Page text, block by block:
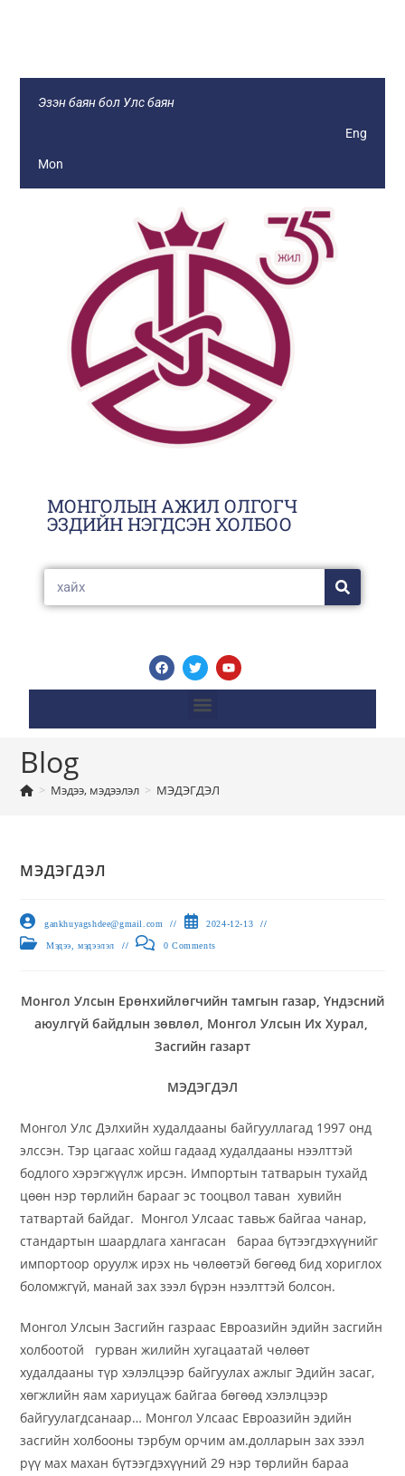
Эзэн баян бол Улс баян
Eng
Mon
МОНГОЛЫН АЖИЛ ОЛГОГЧ
ЭЗДИЙН НЭГДСЭН ХОЛБОО
Blog
> Мэдээ, мэдээлэл > МЭДЭГДЭЛ
МЭДЭГДЭЛ
gankhuyagshdee@gmail.com 2024-12-13
Мэдээ, мэдээлэл 0 Comments
Монгол Улсын Ерөнхийлөгчийн тамгын газар, Үндэсний
аюулгүй байдлын зөвлөл, Монгол Улсын Их Хурал,
Засгийн газарт
МЭДЭГДЭЛ
Монгол Улс Дэлхийн худалдааны байгууллагад 1997 онд
элссэн. Тэр цагаас хойш гадаад худалдааны нээлттэй
бодлого хэрэгжүүлж ирсэн. Импортын татварын тухайд
цөөн нэр төрлийн барааг эс тооцвол таван хувийн
татвартай байдаг. Монгол Улсаас тавьж байгаа чанар,
стандартын шаардлага хангасан бараа бүтээгдэхүүнийг
импортоор оруулж ирэх нь чөлөөтэй бөгөөд бид хориглох
боломжгүй, манай зах зээл бүрэн нээлттэй болсон.
Монгол Улсын Засгийн газраас Евроазийн эдийн засгийн
холбоотой гурван жилийн хугацаатай чөлөөт
худалдааны түр хэлэлцээр байгуулах ажлыг Эдийн засаг,
хөгжлийн яам хариуцаж байгаа бөгөөд хэлэлцээр
байгуулагдсанаар… Монгол Улсаас Евроазийн эдийн
засгийн холбооны тэрбум орчим ам.долларын зах зээл
рүү мах махан бүтээгдэхүүний 29 нэр төрлийн бараа